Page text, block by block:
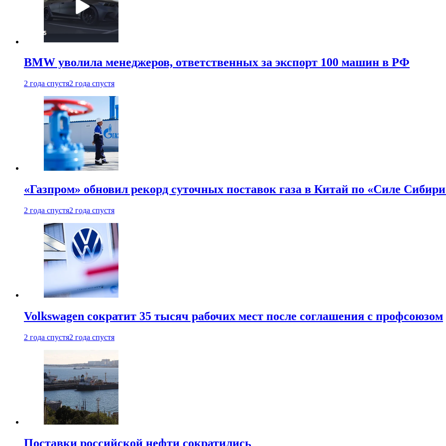
BMW уволила менеджеров, ответственных за экспорт 100 машин в РФ
2 года спустя2 года спустя
«Газпром» обновил рекорд суточных поставок газа в Китай по «Силе
2 года спустя2 года спустя
Volkswagen сократит 35 тысяч рабочих мест после соглашения с профсоюзом
2 года спустя2 года спустя
Поставки российской нефти сократились